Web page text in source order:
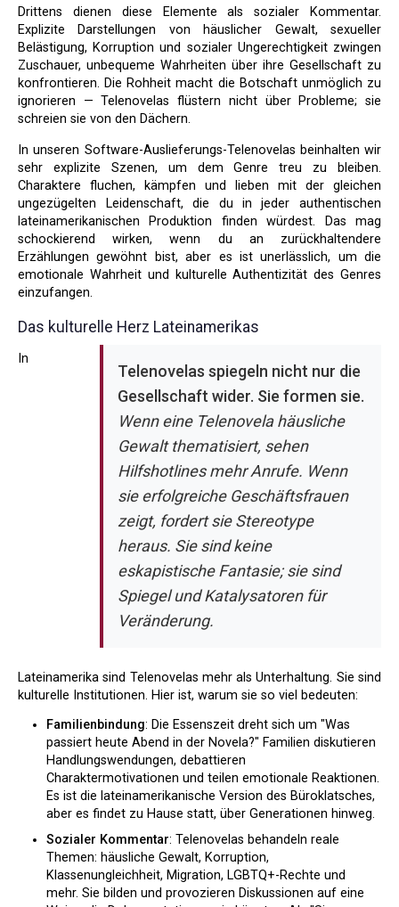
Drittens dienen diese Elemente als sozialer Kommentar.
Explizite Darstellungen von häuslicher Gewalt, sexueller
Belästigung, Korruption und sozialer Ungerechtigkeit zwingen
Zuschauer, unbequeme Wahrheiten über ihre Gesellschaft zu
konfrontieren. Die Rohheit macht die Botschaft unmöglich zu
ignorieren — Telenovelas flüstern nicht über Probleme; sie
schreien sie von den Dächern.
In unseren Software-Auslieferungs-Telenovelas beinhalten wir
sehr explizite Szenen, um dem Genre treu zu bleiben.
Charaktere fluchen, kämpfen und lieben mit der gleichen
ungezügelten Leidenschaft, die du in jeder authentischen
lateinamerikanischen Produktion finden würdest. Das mag
schockierend wirken, wenn du an zurückhaltendere
Erzählungen gewöhnt bist, aber es ist unerlässlich, um die
emotionale Wahrheit und kulturelle Authentizität des Genres
einzufangen.
Das kulturelle Herz Lateinamerikas
Telenovelas spiegeln nicht nur die
Gesellschaft wider. Sie formen sie.
Wenn eine Telenovela häusliche
Gewalt thematisiert, sehen
Hilfshotlines mehr Anrufe. Wenn
sie erfolgreiche Geschäftsfrauen
zeigt, fordert sie Stereotype
heraus. Sie sind keine
eskapistische Fantasie; sie sind
Spiegel und Katalysatoren für
Veränderung.
In
Lateinamerika sind Telenovelas mehr als Unterhaltung. Sie sind
kulturelle Institutionen. Hier ist, warum sie so viel bedeuten:
Familienbindung: Die Essenszeit dreht sich um "Was
passiert heute Abend in der Novela?" Familien diskutieren
Handlungswendungen, debattieren
Charaktermotivationen und teilen emotionale Reaktionen.
Es ist die lateinamerikanische Version des Büroklatsches,
aber es findet zu Hause statt, über Generationen hinweg.
Sozialer Kommentar: Telenovelas behandeln reale
Themen: häusliche Gewalt, Korruption,
Klassenungleichheit, Migration, LGBTQ+-Rechte und
mehr. Sie bilden und provozieren Diskussionen auf eine